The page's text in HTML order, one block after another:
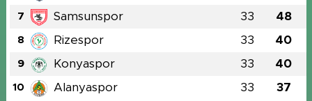
7 Samsunspor 33 48
8 Rizespor 33 40
9 Konyaspor 33 40
10 Alanyaspor 33 37